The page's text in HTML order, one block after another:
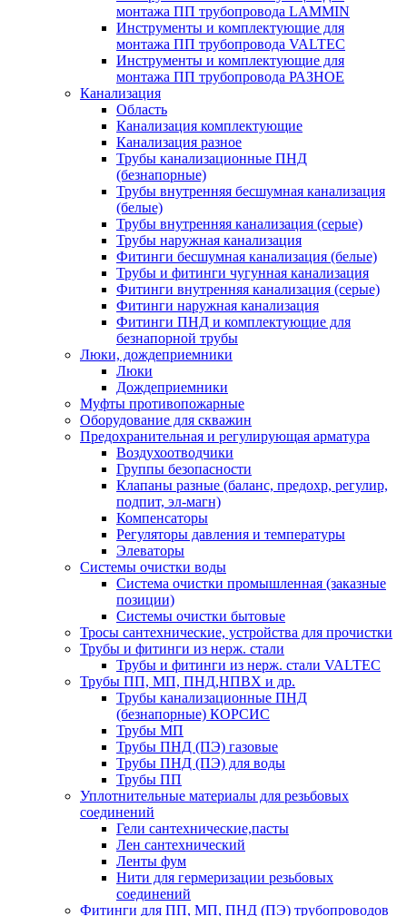
монтажа ПП трубопровода LAMMIN
Инструменты и комплектующие для
монтажа ПП трубопровода VALTEC
Инструменты и комплектующие для
монтажа ПП трубопровода РАЗНОЕ
Канализация
Область
Канализация комплектующие
Канализация разное
Трубы канализационные ПНД
(безнапорные)
Трубы внутренняя бесшумная канализация
(белые)
Трубы внутренняя канализация (серые)
Трубы наружная канализация
Фитинги бесшумная канализация (белые)
Трубы и фитинги чугунная канализация
Фитинги внутренняя канализация (серые)
Фитинги наружная канализация
Фитинги ПНД и комплектующие для
безнапорной трубы
Люки, дождеприемники
Люки
Дождеприемники
Муфты противопожарные
Оборудование для скважин
Предохранительная и регулирующая арматура
Воздухоотводчики
Группы безопасности
Клапаны разные (баланс, предохр, регулир,
подпит, эл-магн)
Компенсаторы
Регуляторы давления и температуры
Элеваторы
Системы очистки воды
Система очистки промышленная (заказные
позиции)
Системы очистки бытовые
Тросы сантехнические, устройства для прочистки
Трубы и фитинги из нерж. стали
Трубы и фитинги из нерж. стали VALTEC
Трубы ПП, МП, ПНД,НПВХ и др.
Трубы канализационные ПНД
(безнапорные) КОРСИС
Трубы МП
Трубы ПНД (ПЭ) газовые
Трубы ПНД (ПЭ) для воды
Трубы ПП
Уплотнительные материалы для резьбовых
соединений
Гели сантехнические,пасты
Лен сантехнический
Ленты фум
Нити для гермеризации резьбовых
соединений
Фитинги для ПП, МП, ПНД (ПЭ) трубопроводов